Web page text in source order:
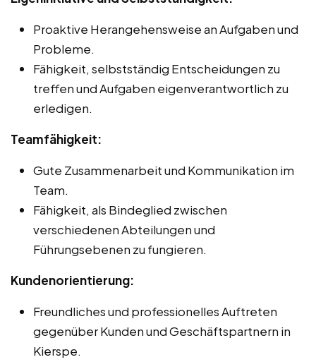
Proaktive Herangehensweise an Aufgaben und
Probleme.
Fähigkeit, selbstständig Entscheidungen zu
treffen und Aufgaben eigenverantwortlich zu
erledigen.
Teamfähigkeit:
Gute Zusammenarbeit und Kommunikation im
Team.
Fähigkeit, als Bindeglied zwischen
verschiedenen Abteilungen und
Führungsebenen zu fungieren.
Kundenorientierung:
Freundliches und professionelles Auftreten
gegenüber Kunden und Geschäftspartnern in
Kierspe.